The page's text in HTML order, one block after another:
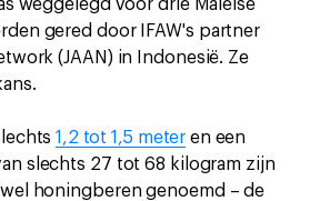
weggelegd voor drie Maleise
gered door IFAW's partner
(JAAN) in Indonesië. Ze
1,2 tot 1,5 meteren een
slechts 27 tot 68 kilogram zijn
honingberen genoemd – de